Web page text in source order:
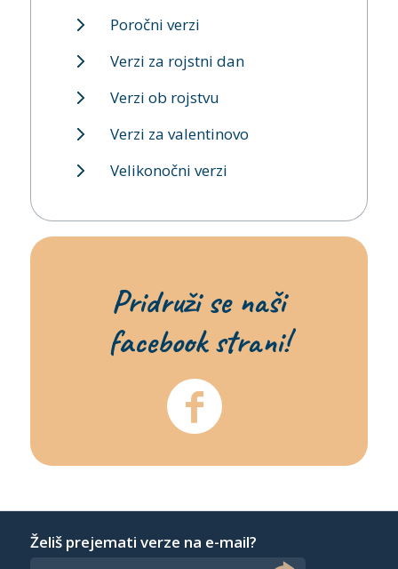
Poročni verzi
Verzi za rojstni dan
Verzi ob rojstvu
Verzi za valentinovo
Velikonočni verzi
Pridruži se naši
facebook strani!
Želiš prejemati verze na e-mail?